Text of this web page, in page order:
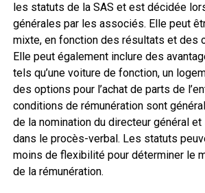
les statuts de la SAS et est décidée
générales par les associés. Elle peut
mixte, en fonction des résultats et des
Elle peut également inclure des
tels qu’une voiture de fonction, un
des options pour l’achat de parts de
conditions de rémunération sont
de la nomination du directeur général
dans le procès-verbal. Les statuts
moins de flexibilité pour déterminer le
de la rémunération.